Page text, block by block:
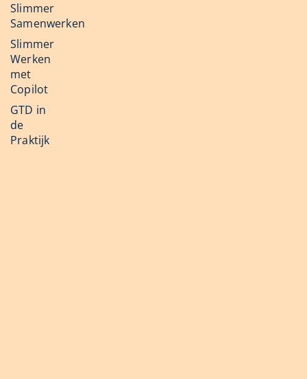
Slimmer
Samenwerken
Slimmer
Werken
met
Copilot
GTD in
de
Praktijk